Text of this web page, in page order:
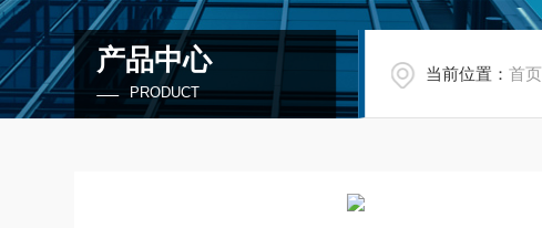
产品中心
PRODUCT
当前位置：首页